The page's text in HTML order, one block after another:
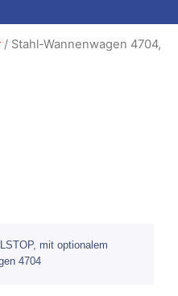
/ Stahl-Wannenwagen 4704,
mit optionalem
4704